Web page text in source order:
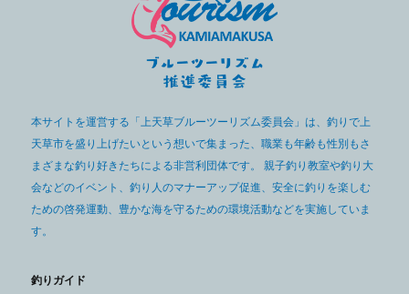
本サイトを運営する「上天草ブルーツーリズム委員会」は、釣りで上
天草市を盛り上げたいという想いで集まった、職業も年齢も性別もさ
まざまな釣り好きたちによる非営利団体です。 親子釣り教室や釣り大
会などのイベント、釣り人のマナーアップ促進、安全に釣りを楽しむ
ための啓発運動、豊かな海を守るための環境活動などを実施していま
す。
釣りガイド